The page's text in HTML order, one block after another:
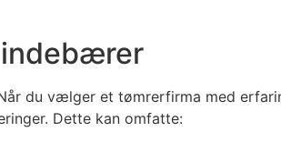
indebærer
du vælger et tømrerfirma med
Dette kan omfatte: